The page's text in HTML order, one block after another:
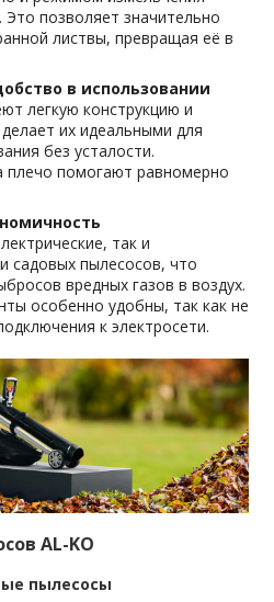
позволяет значительно
листвы, превращая её в
в использовании
легкую конструкцию и
их идеальными для
без усталости.
плечо помогают равномерно
так и
садовых пылесосов, что
вредных газов в воздух.
особенно удобны, так как не
к электросети.
AL-KO
пылесосы